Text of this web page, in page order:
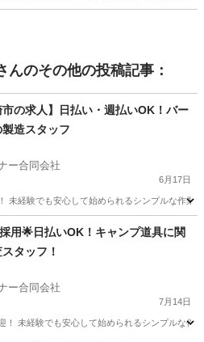
んのその他の投稿記事：
市の求人】日払い・週払いOK！バー
造スタッフ
ー合同会社
6月17日
未経験でも安心して始められるシンプルな作
フ用🌟日払いOK！キャンプ道具に関
タッフ！
ー合同会社
7月14日
！ 未経験でも安心して始められるシンプルな